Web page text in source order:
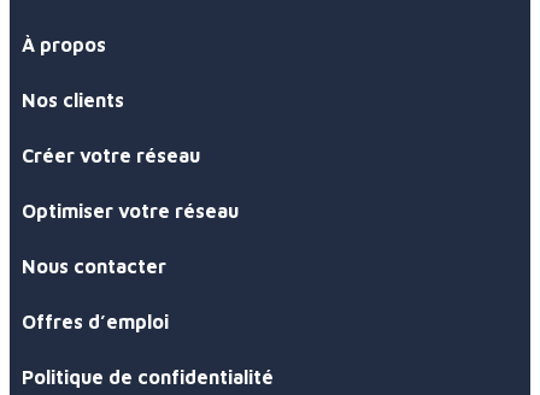
© 2025 SAS FRANCE PROGRESSION RÉSEAU, 129 Rue Servient
69003 Lyon